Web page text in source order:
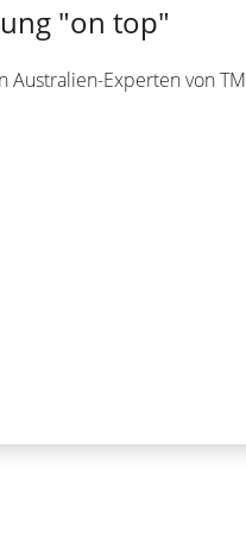
"on top"
Australien-Experten von